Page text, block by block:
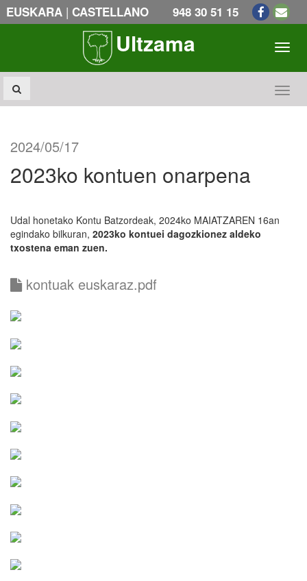
EUSKARA | CASTELLANO 948 30 51 15
Ultzama
2024/05/17
2023ko kontuen onarpena
Udal honetako Kontu Batzordeak, 2024ko MAIATZAREN 16an
egindako bilkuran, 2023ko kontuei dagozkionez aldeko
txostena eman zuen.
kontuak euskaraz.pdf